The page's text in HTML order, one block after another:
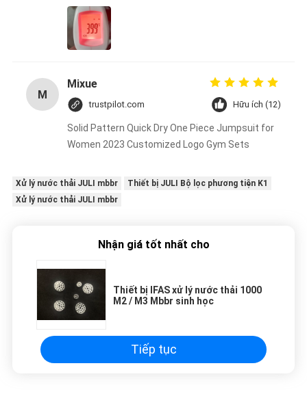
M
Mixue
trustpilot.com Hữu ích (12)
Solid Pattern Quick Dry One Piece Jumpsuit for
Women 2023 Customized Logo Gym Sets
Xử lý nước thải JULI mbbr
Thiết bị JULI Bộ lọc phương tiện K1
Xử lý nước thải JULI mbbr
Nhận giá tốt nhất cho
Thiết bị IFAS xử lý nước thải 1000
M2 / M3 Mbbr sinh học
Tiếp tục